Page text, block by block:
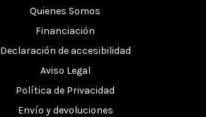
Quienes Somos
Financiación
Declaración de accesibilidad
Aviso Legal
Política de Privacidad
Envío y devoluciones